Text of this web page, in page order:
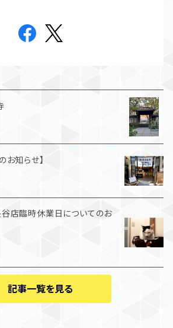
お知らせ】
店臨時休業日についてのお
記事一覧を見る